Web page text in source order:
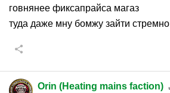
говнянее фиксапрайса магаз
туда даже мну бомжу зайти стремно
Orin (Heating mains faction)